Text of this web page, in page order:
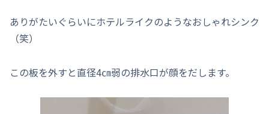
ありがたいぐらいにホテルライクのようなおしゃれシンク
（笑）
この板を外すと直径4㎝弱の排水口が顔をだします。